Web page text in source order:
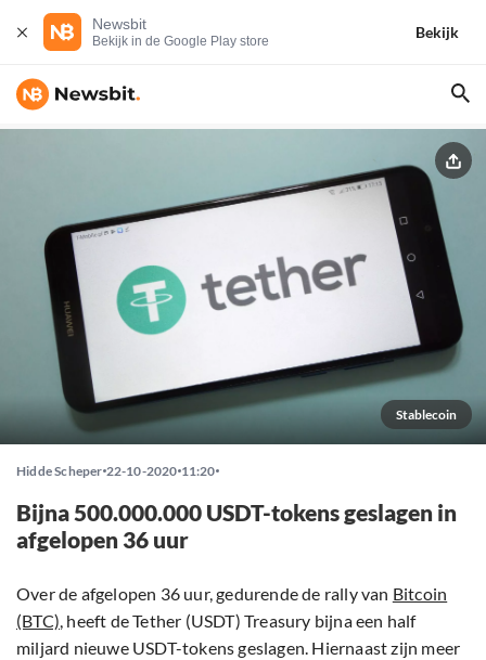
Newsbit
Bekijk in de Google Play store
Bekijk
Stablecoin
Hidde Scheper 22-10-2020 11:20
Bijna 500.000.000 USDT-tokens geslagen in
afgelopen 36 uur
Over de afgelopen 36 uur, gedurende de rally van Bitcoin
(BTC), heeft de Tether (USDT) Treasury bijna een half
miljard nieuwe USDT-tokens geslagen. Hiernaast zijn meer